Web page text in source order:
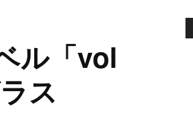
ル「vol
ス